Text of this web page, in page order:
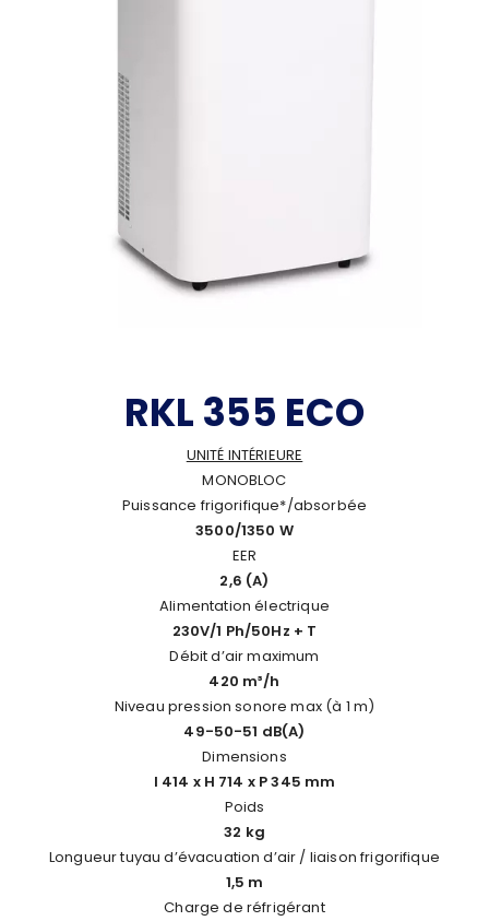
RKL 355 ECO
UNITÉ INTÉRIEURE
MONOBLOC
Puissance frigorifique*/absorbée
3500/1350 W
EER
2,6 (A)
Alimentation électrique
230V/1 Ph/50Hz + T
Débit d’air maximum
420 m³/h
Niveau pression sonore max (à 1 m)
49-50-51 dB(A)
Dimensions
l 414 x H 714 x P 345 mm
Poids
32 kg
Longueur tuyau d’évacuation d’air / liaison frigorifique
1,5 m
Charge de réfrigérant